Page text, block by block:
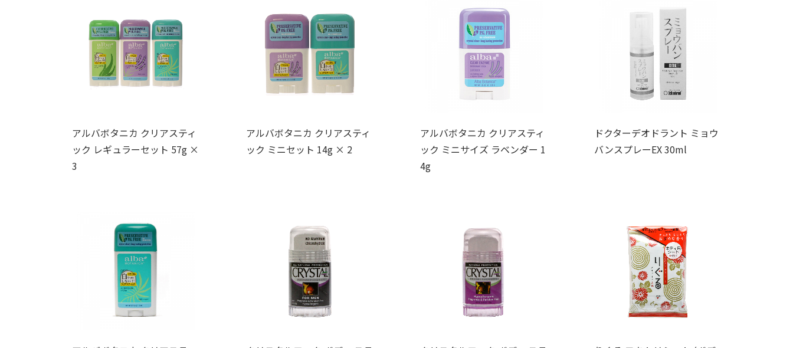
アルバボタニカ クリアスティ
ック レギュラーセット 57g ×
3
アルバボタニカ クリアスティ
ック ミニセット 14g × 2
アルバボタニカ クリアスティ
ック ミニサイズ ラベンダー 1
4g
ドクターデオドラント ミョウ
バンスプレーEX 30ml